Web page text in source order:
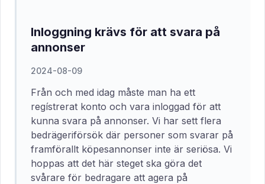
Inloggning krävs för att svara på
annonser
2024-08-09
Från och med idag måste man ha ett
regístrerat konto och vara inloggad för att
kunna svara på annonser. Vi har sett flera
bedrägeriförsök där personer som svarar på
framförallt köpesannonser inte är seriösa. Vi
hoppas att det här steget ska göra det
svårare för bedragare att agera på